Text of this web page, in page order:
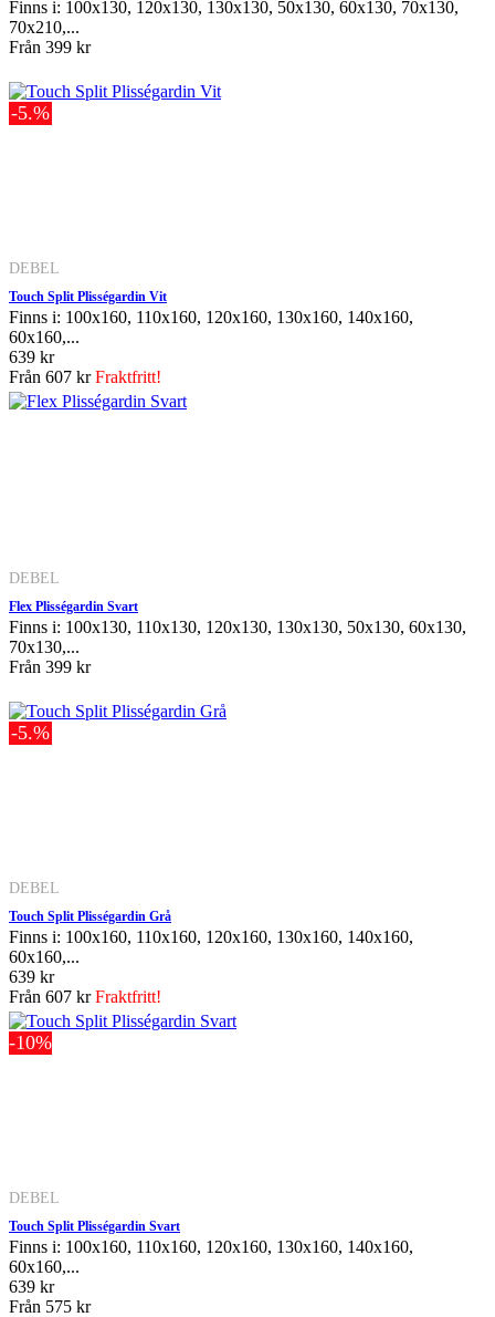
Finns i: 100x130, 120x130, 130x130, 50x130, 60x130, 70x130,
70x210,...
Från 399 kr
-5.%
DEBEL
Touch Split Plisségardin Vit
Finns i: 100x160, 110x160, 120x160, 130x160, 140x160,
60x160,...
639 kr
Från 607 krFraktfritt!
DEBEL
Flex Plisségardin Svart
Finns i: 100x130, 110x130, 120x130, 130x130, 50x130, 60x130,
70x130,...
Från 399 kr
-5.%
DEBEL
Touch Split Plisségardin Grå
Finns i: 100x160, 110x160, 120x160, 130x160, 140x160,
60x160,...
639 kr
Från 607 krFraktfritt!
-10%
DEBEL
Touch Split Plisségardin Svart
Finns i: 100x160, 110x160, 120x160, 130x160, 140x160,
60x160,...
639 kr
Från 575 kr